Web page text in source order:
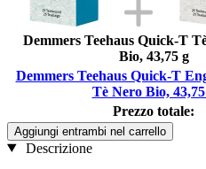
Demmers Teehaus Quick-T
Bio, 43,75 g
Demmers Teehaus Quick-T
Tè Nero Bio,
Prezzo totale:
Aggiungi entrambi nel carrello
Descrizione